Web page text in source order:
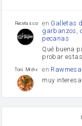
Recetas con sazon
en Galletas
garbanzos,
pecanas
Qué buena
probar
Toni Michel Caubet
en
muy
enLasaña